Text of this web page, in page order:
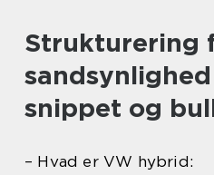
Strukturering
snippet og
– Hvad er VW hybrid: